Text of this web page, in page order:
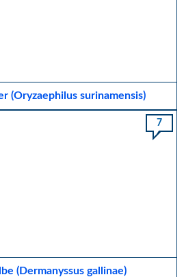
(Oryzaephilus surinamensis)
(Dermanyssus gallinae)
7